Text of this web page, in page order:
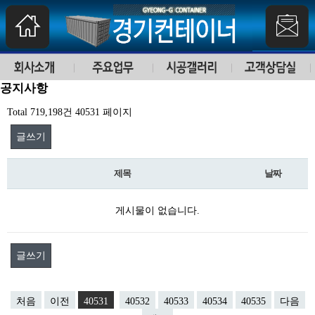
공지사항
Total 719,198건 40531 페이지
글쓰기
제목 날짜
게시물이 없습니다.
글쓰기
처음 이전 40531 40532 40533 40534 40535
다음